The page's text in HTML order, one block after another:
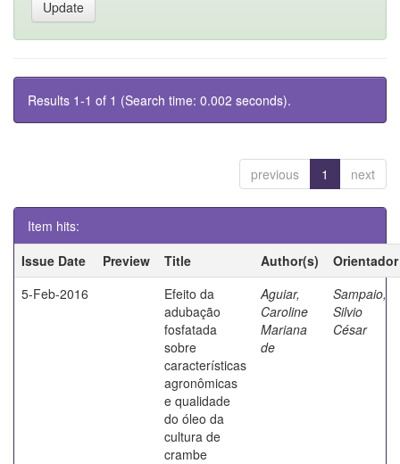
Results 1-1 of 1 (Search time: 0.002 seconds).
previous 1 next
Item hits:
Issue Date
Preview Title Author(s)
Orientador
5-Feb-2016
Efeito da
adubação
fosfatada
sobre
características
agronômicas
e qualidade
do óleo da
cultura de
crambe
Aguiar,
Caroline
Mariana
de
Sampaio,
Silvio
César